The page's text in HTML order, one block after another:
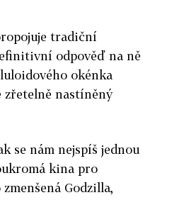
tradiční
odpověď na ně
okénka
zřetelně nastíněný
se nám nejspíš jednou
kina pro
Godzilla,